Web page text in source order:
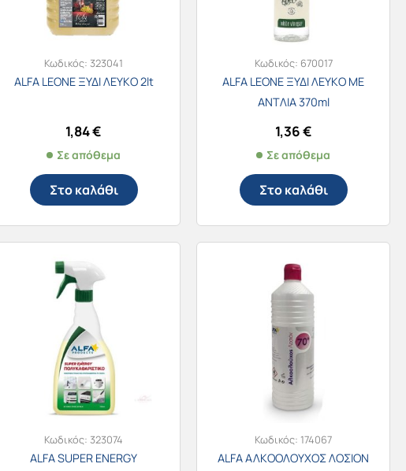
Κωδικός:323041
ALFA LEONE ΞΥΔΙ ΛΕΥΚΟ 2lt
1,84€
Σε απόθεμα
Στο καλάθι
Κωδικός: 670017
ALFA LEONE ΞΥΔΙ ΛΕΥΚΟ ΜΕ
ΑΝΤΛΙΑ 370ml
1,36€
Σε απόθεμα
Στο καλάθι
Κωδικός:323074
ALFA SUPER ENERGY
Κωδικός: 174067
ALFA ΑΛΚΟΟΛΟΥΧΟΣ ΛΟΣΙΟΝ